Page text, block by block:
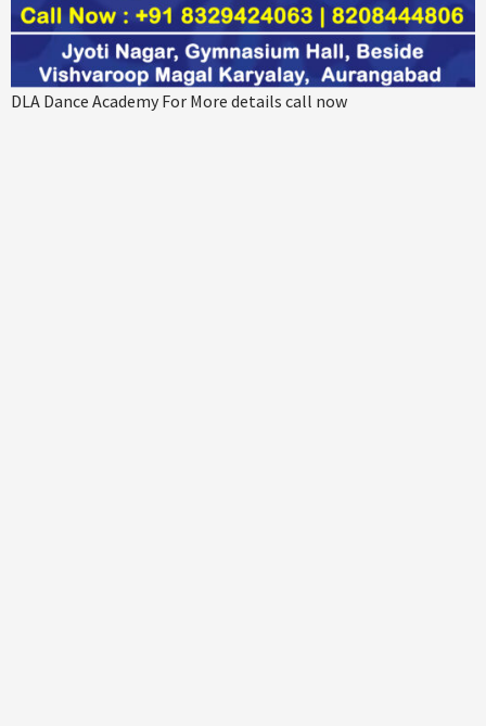
DLA Dance Academy For More details call now